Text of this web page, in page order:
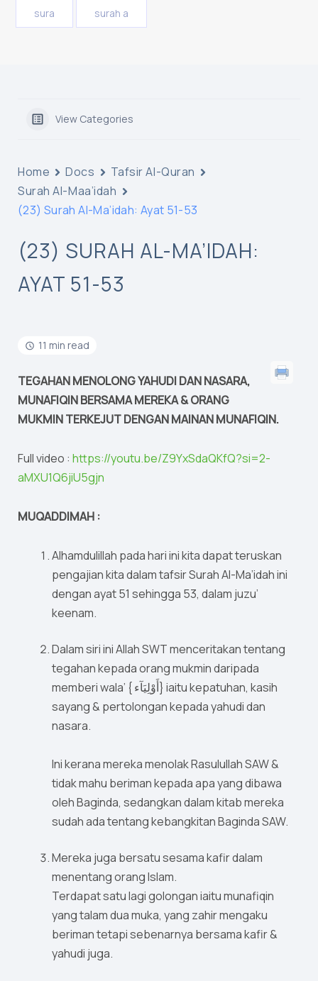
sura surah a
View Categories
Home Docs
Tafsir Al-Quran
Surah Al-Maa’idah
(23) Surah Al-Ma’idah: Ayat 51-53
(23) SURAH AL-MA’IDAH:
AYAT 51-53
11 min read
TEGAHAN MENOLONG YAHUDI DAN NASARA,
MUNAFIQIN BERSAMA MEREKA & ORANG
MUKMIN TERKEJUT DENGAN MAINAN MUNAFIQIN.
Full video : https://youtu.be/Z9YxSdaQKfQ?si=2-
aMXU1Q6jiU5gjn
MUQADDIMAH :
Alhamdulillah pada hari ini kita dapat teruskan
pengajian kita dalam tafsir Surah Al-Ma’idah ini
dengan ayat 51 sehingga 53, dalam juzu’
keenam.
Dalam siri ini Allah SWT menceritakan tentang
tegahan kepada orang mukmin daripada
memberi wala’ { أَوْلِيَآء} iaitu kepatuhan, kasih
sayang & pertolongan kepada yahudi dan
nasara.
Ini kerana mereka menolak Rasulullah SAW &
tidak mahu beriman kepada apa yang dibawa
oleh Baginda, sedangkan dalam kitab mereka
sudah ada tentang kebangkitan Baginda SAW.
Mereka juga bersatu sesama kafir dalam
menentang orang Islam.
Terdapat satu lagi golongan iaitu munafiqin
yang talam dua muka, yang zahir mengaku
beriman tetapi sebenarnya bersama kafir &
yahudi juga.